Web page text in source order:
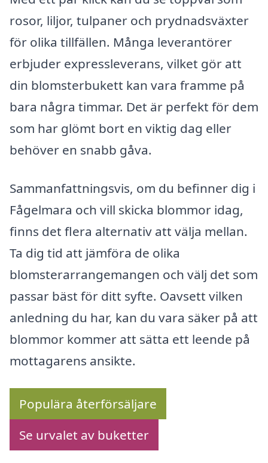
rosor, liljor, tulpaner och prydnadsväxter
för olika tillfällen. Många leverantörer
erbjuder expressleverans, vilket gör att
din blomsterbukett kan vara framme på
bara några timmar. Det är perfekt för dem
som har glömt bort en viktig dag eller
behöver en snabb gåva.
Sammanfattningsvis, om du befinner dig i
Fågelmara och vill skicka blommor idag,
finns det flera alternativ att välja mellan.
Ta dig tid att jämföra de olika
blomsterarrangemangen och välj det som
passar bäst för ditt syfte. Oavsett vilken
anledning du har, kan du vara säker på att
blommor kommer att sätta ett leende på
mottagarens ansikte.
Populära återförsäljare
Se urvalet av buketter